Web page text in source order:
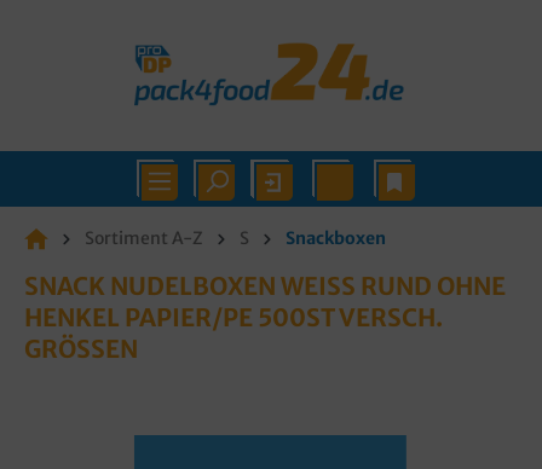
Sortiment A-Z S Snackboxen
SNACK NUDELBOXEN WEISS RUND OHNE H
ENKEL PAPIER/PE 500ST VERSCH. G
RÖSSEN